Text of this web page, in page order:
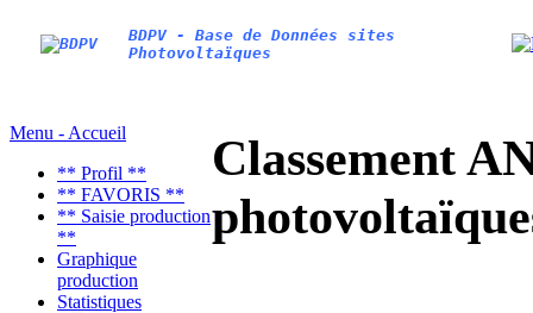
BDPV - Base de Données sites
Photovoltaïques
Menu - Accueil
** Profil **
** FAVORIS **
** Saisie production
**
Graphique
production
Statistiques
Classement